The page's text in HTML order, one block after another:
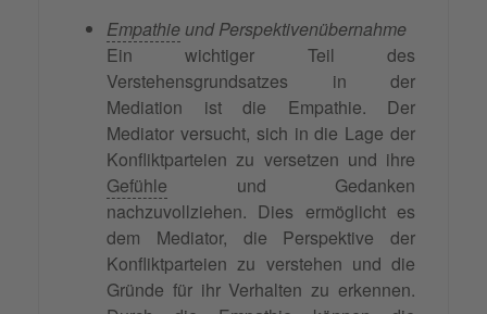
Empathie und Perspektivenübernahme
Ein wichtiger Teil des
Verstehensgrundsatzes in der
Mediation ist die Empathie. Der
Mediator versucht, sich in die Lage der
Konfliktparteien zu versetzen und ihre
Gefühle und Gedanken
nachzuvollziehen. Dies ermöglicht es
dem Mediator, die Perspektive der
Konfliktparteien zu verstehen und die
Gründe für ihr Verhalten zu erkennen.